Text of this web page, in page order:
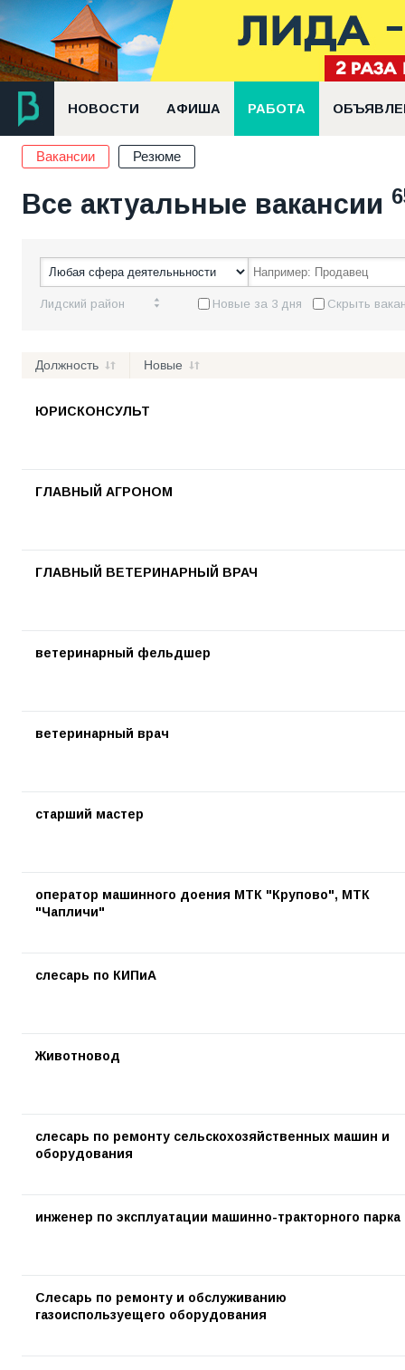
НОВОСТИ АФИША РАБОТА
Вакансии Резюме
Все актуальные вакансии
Лидский район Новые за 3 дня Скрыть
Должность Новые
ЮРИСКОНСУЛЬТ
ГЛАВНЫЙ АГРОНОМ
ГЛАВНЫЙ ВЕТЕРИНАРНЫЙ ВРАЧ
ветеринарный фельдшер
ветеринарный врач
старший мастер
оператор машинного доения МТК "Крупово", МТК
"Чапличи"
слесарь по КИПиА
Животновод
слесарь по ремонту сельскохозяйственных машин и
оборудования
инженер по эксплуатации машинно-тракторного парка
Слесарь по ремонту и обслуживанию
газоиспользуещего оборудования